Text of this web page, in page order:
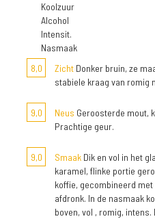
Koolzuur
Alcohol
Intensit.
Nasmaak
8,0
Zicht Donker bruin, ze
stabiele kraag van romig
9,0 Neus Geroosterde mout,
Prachtige geur.
9,0 Smaak Dik en vol in het
karamel, flinke portie
koffie, gecombineerd
afdronk. In de nasmaak
boven, vol , romig,